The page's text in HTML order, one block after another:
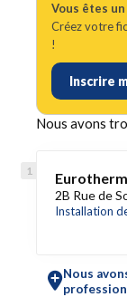
Vous êtes
Créez votre
!
Inscrire
Nous avons
2B Rue de
Installation
Nous